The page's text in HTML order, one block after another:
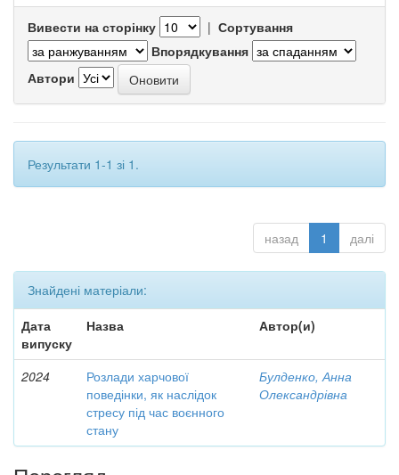
Вивести на сторінку | Сортування
Впорядкування
Автори
Результати 1-1 зі 1.
назад 1 далі
Знайдені матеріали:
Дата
випуску
Назва Автор(и)
2024
Розлади харчової
поведінки, як наслідок
стресу під час воєнного
стану
Булденко, Анна
Олександрівна